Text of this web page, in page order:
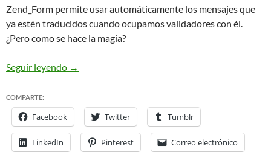
Zend_Form permite usar automáticamente los mensajes que
ya estén traducidos cuando ocupamos validadores con él.
¿Pero como se hace la magia?
Seguir leyendo Traducción de Zend Validate con gettext y poedit
→
COMPARTE:
Facebook Twitter Tumblr
LinkedIn Pinterest Correo electrónico